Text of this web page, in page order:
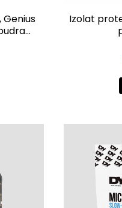
Izolat